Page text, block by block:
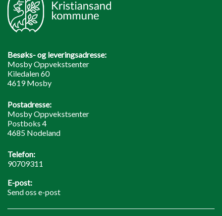
Besøks- og leveringsadresse:
Mosby Oppvekstsenter
Kiledalen 60
4619 Mosby
Postadresse:
Mosby Oppvekstsenter
Postboks 4
4685 Nodeland
Telefon:
90709311
E-post:
Send oss e-post